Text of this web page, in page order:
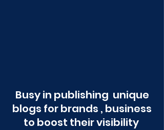
Busy in publishing unique
blogs for brands , business
to boost their visibility